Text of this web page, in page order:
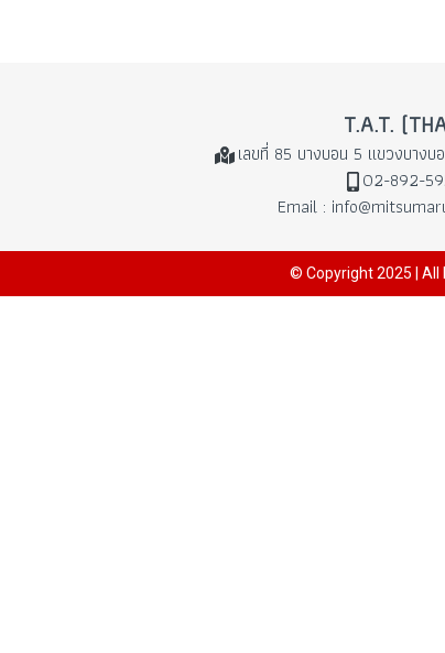
T.A.T.
เลขที่ 85 บางบอน 5 แขวงบางบ
02-892-
Email :
© Copyright 2025 | All